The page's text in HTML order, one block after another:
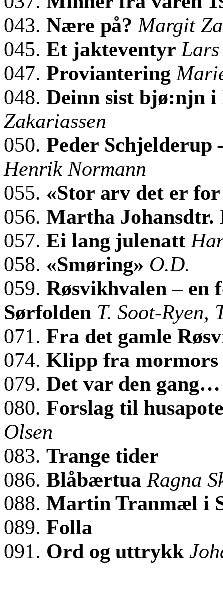
043. Nære på? Margit
045. Et jakteventyr Lars
047. Proviantering
048. Deinn sist bjø:njn
Zakariassen
050. Peder Schjelderup
Henrik Normann
055. «Stor arv det er
056. Martha Johansdtr.
057. Ei lang julenatt
058. «Smøring» O.D.
059. Røsvikhvalen – en
Sørfolden T. Soot-Ryen,
071. Fra det gamle
074. Klipp fra mormors
079. Det var den
080. Forslag til
Olsen
083. Trange tider
086. Blåbærtua Ragna
088. Martin Tranmæl i
089. Folla
091. Ord og uttrykk